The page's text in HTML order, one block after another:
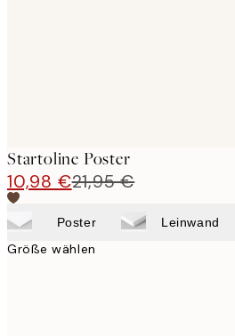
Startoline Poster
10,98 €21,95 €
Poster Leinwand
Größe wählen